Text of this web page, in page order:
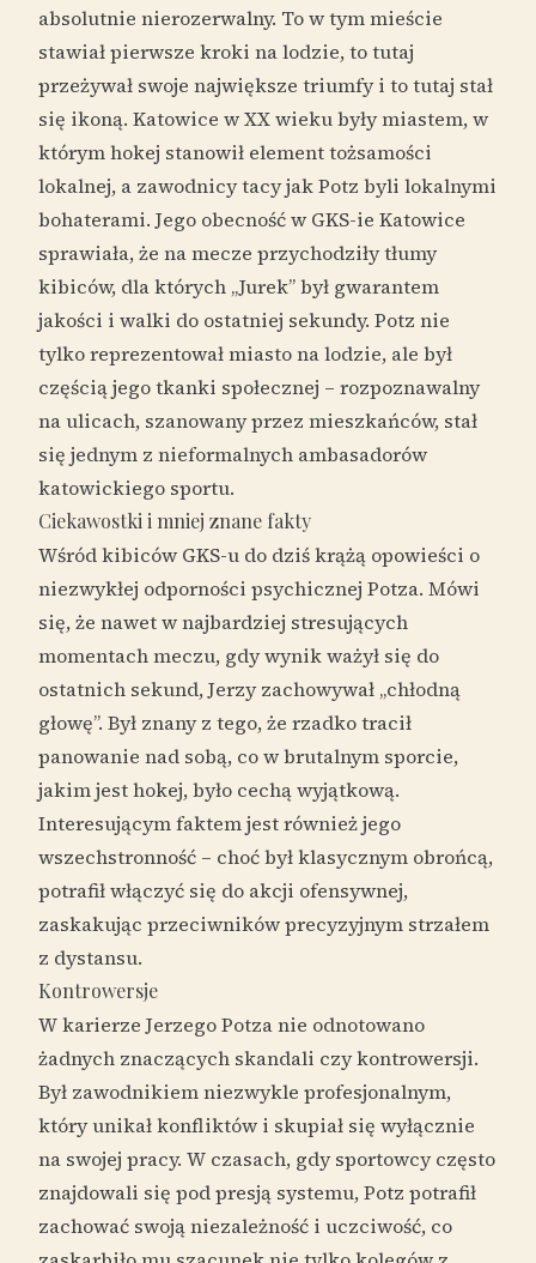
absolutnie nierozerwalny. To w tym mieście
stawiał pierwsze kroki na lodzie, to tutaj
przeżywał swoje największe triumfy i to tutaj stał
się ikoną. Katowice w XX wieku były miastem, w
którym hokej stanowił element tożsamości
lokalnej, a zawodnicy tacy jak Potz byli lokalnymi
bohaterami. Jego obecność w GKS-ie Katowice
sprawiała, że na mecze przychodziły tłumy
kibiców, dla których „Jurek” był gwarantem
jakości i walki do ostatniej sekundy. Potz nie
tylko reprezentował miasto na lodzie, ale był
częścią jego tkanki społecznej – rozpoznawalny
na ulicach, szanowany przez mieszkańców, stał
się jednym z nieformalnych ambasadorów
katowickiego sportu.
Ciekawostki i mniej znane fakty
Wśród kibiców GKS-u do dziś krążą opowieści o
niezwykłej odporności psychicznej Potza. Mówi
się, że nawet w najbardziej stresujących
momentach meczu, gdy wynik ważył się do
ostatnich sekund, Jerzy zachowywał „chłodną
głowę”. Był znany z tego, że rzadko tracił
panowanie nad sobą, co w brutalnym sporcie,
jakim jest hokej, było cechą wyjątkową.
Interesującym faktem jest również jego
wszechstronność – choć był klasycznym obrońcą,
potrafił włączyć się do akcji ofensywnej,
zaskakując przeciwników precyzyjnym strzałem
z dystansu.
Kontrowersje
W karierze Jerzego Potza nie odnotowano
żadnych znaczących skandali czy kontrowersji.
Był zawodnikiem niezwykle profesjonalnym,
który unikał konfliktów i skupiał się wyłącznie
na swojej pracy. W czasach, gdy sportowcy często
znajdowali się pod presją systemu, Potz potrafił
zachować swoją niezależność i uczciwość, co